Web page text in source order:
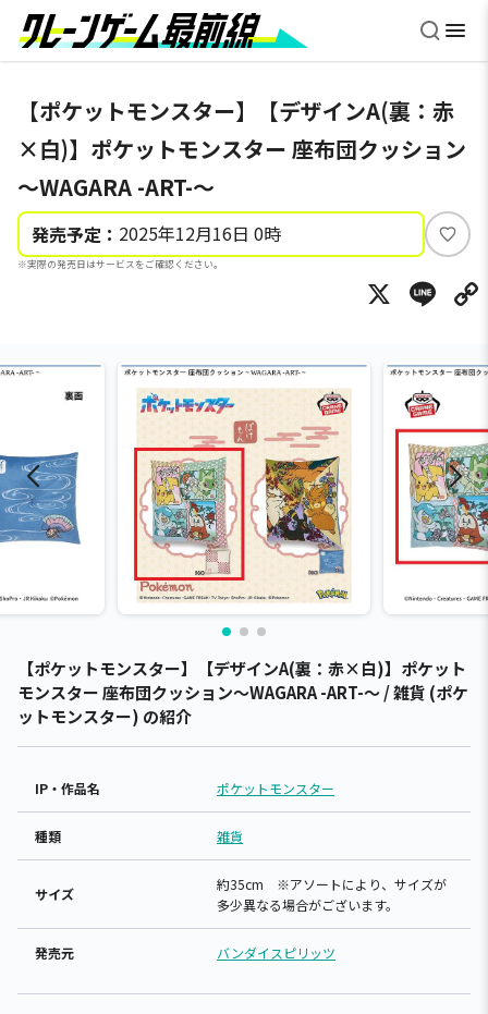
【ポケットモンスター】【デザインA(裏：赤
×白)】ポケットモンスター 座布団クッション
～WAGARA -ART-～
発売予定： 2025年12月16日 0時
※実際の発売日はサービスをご確認ください。
い
ね
X
【ポケットモンスター】【デザインA(裏：赤×白)】ポケット
モンスター 座布団クッション～WAGARA -ART-～ / 雑貨 (ポケ
ットモンスター) の紹介
IP・作品名 ポケットモンスター
種類 雑貨
サイズ
約35cm ※アソートにより、サイズが
多少異なる場合がございます。
発売元 バンダイスピリッツ